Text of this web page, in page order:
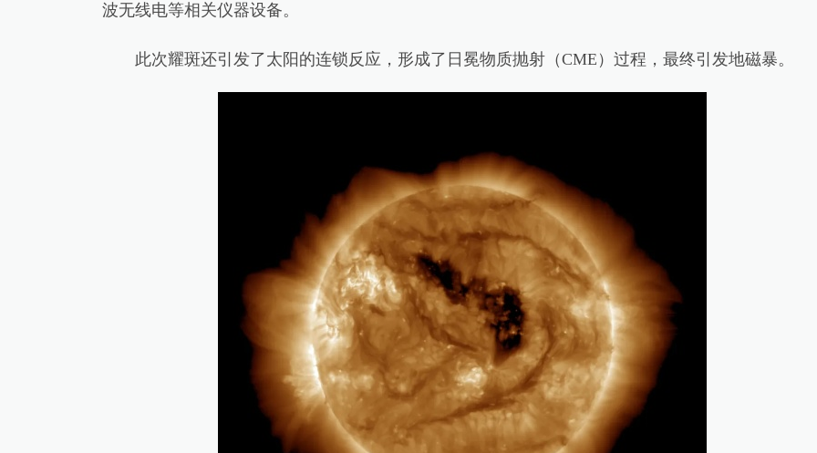
波无线电等相关仪器设备。
此次耀斑还引发了太阳的连锁反应，形成了日冕物质抛射（CME）过程，最终引发地磁暴。